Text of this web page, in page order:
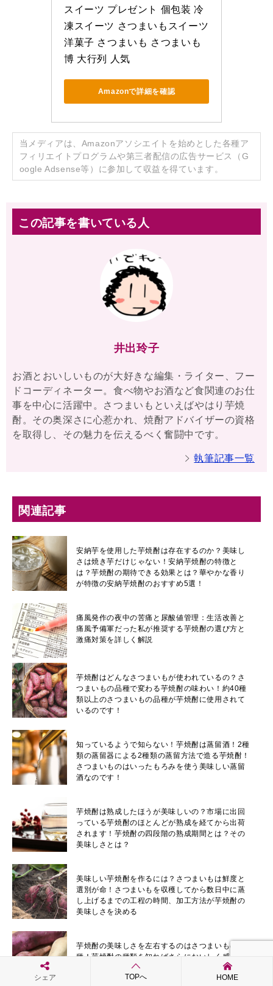
スイーツ プレゼント 個包装 冷
凍スイーツ さつまいもスイーツ
洋菓子 さつまいも さつまいも
博 大行列 人気
Amazonで詳細を確認
当メディアは、Amazonアソシエイトを始めとした各種ア
フィリエイトプログラムや第三者配信の広告サービス（G
oogle Adsense等）に参加して収益を得ています。
この記事を書いている人
井出玲子
お酒とおいしいものが大好きな編集・ライター、フー
ドコーディネーター。食べ物やお酒など食関連のお仕
事を中心に活躍中。さつまいもといえばやはり芋焼
酎。その奥深さに心惹かれ、焼酎アドバイザーの資格
を取得し、その魅力を伝えるべく奮闘中です。
執筆記事一覧
関連記事
安納芋を使用した芋焼酎は存在するのか？美味し
さは焼き芋だけじゃない！安納芋焼酎の特徴と
は？芋焼酎の期待できる効果とは？華やかな香り
が特徴の安納芋焼酎のおすすめ5選！
痛風発作の夜中の苦痛と尿酸値管理：生活改善と
痛風予備軍だった私が推奨する芋焼酎の選び方と
激痛対策を詳しく解説
芋焼酎はどんなさつまいもが使われているの？さ
つまいもの品種で変わる芋焼酎の味わい！約40種
類以上のさつまいもの品種が芋焼酎に使用されて
いるのです！
知っているようで知らない！芋焼酎は蒸留酒！2種
類の蒸留器による2種類の蒸留方法で造る芋焼酎！
さつまいものはいったもろみを使う美味しい蒸留
酒なのです！
芋焼酎は熟成したほうが美味しいの？市場に出回
っている芋焼酎のほとんどが熟成を経てから出荷
されます！芋焼酎の四段階の熟成期間とは？その
美味しさとは？
美味しい芋焼酎を作るには？さつまいもは鮮度と
選別が命！さつまいもを収穫してから数日中に蒸
し上げるまでの工程の時間、加工方法が芋焼酎の
美味しさを決める
芋焼酎の美味しさを左右するのはさつまいもの品
種！芋焼酎の種類を知ればさらにおいしく感じる
はず！芋焼酎の種類とその特徴を徹底解説！
シェア
TOPへ HOME